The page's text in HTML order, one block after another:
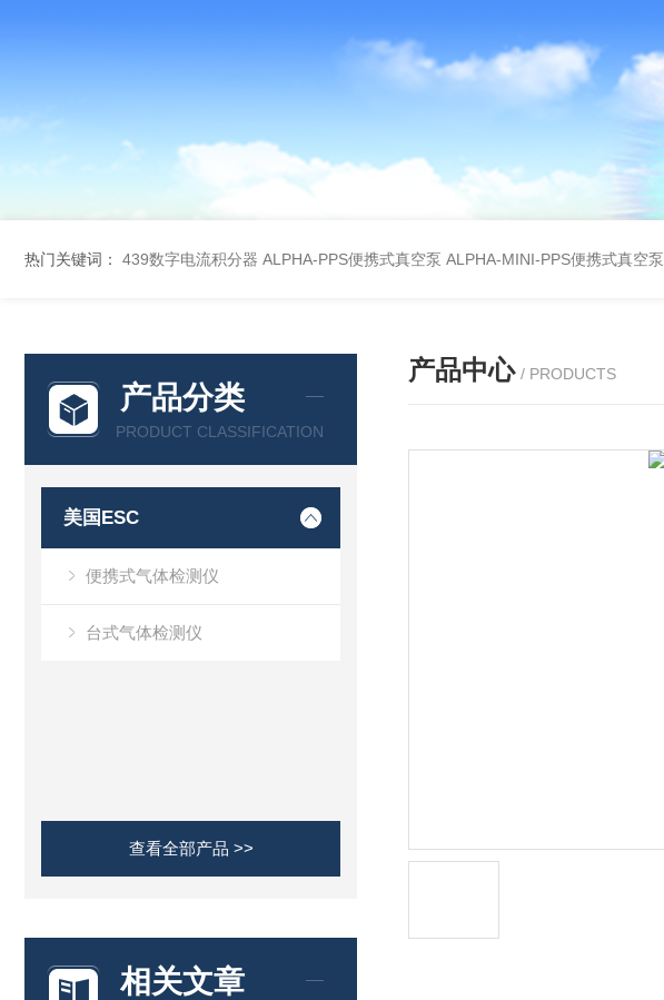
热门关键词： 439数字电流积分器 ALPHA-PPS便携式真空泵 ALPHA-MINI-PPS便携式真空泵
产品分类
PRODUCT CLASSIFICATION
美国ESC
便携式气体检测仪
台式气体检测仪
查看全部产品 >>
相关文章
产品中心 / PRODUCTS